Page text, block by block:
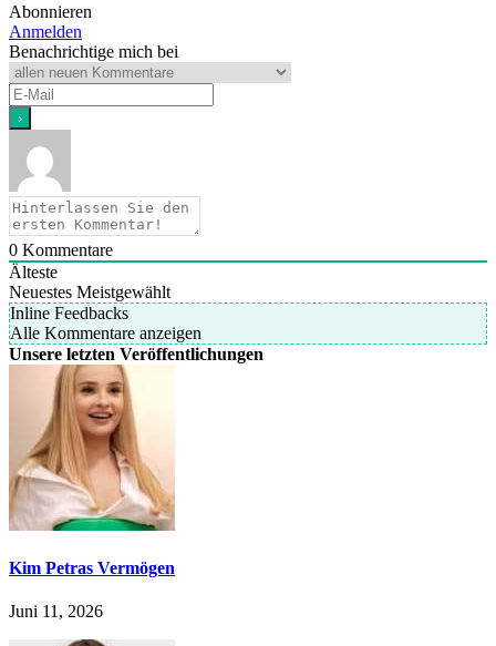
Abonnieren
Anmelden
Benachrichtige mich bei
0 Kommentare
Älteste
Neuestes Meistgewählt
Inline Feedbacks
Alle Kommentare anzeigen
Unsere letzten Veröffentlichungen
Kim Petras Vermögen
Juni 11, 2026